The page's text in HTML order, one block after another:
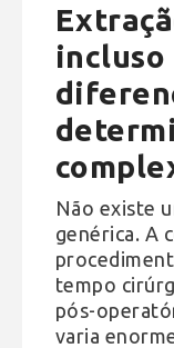
incluso
Não existe
genérica. A
tempo
pós-
varia